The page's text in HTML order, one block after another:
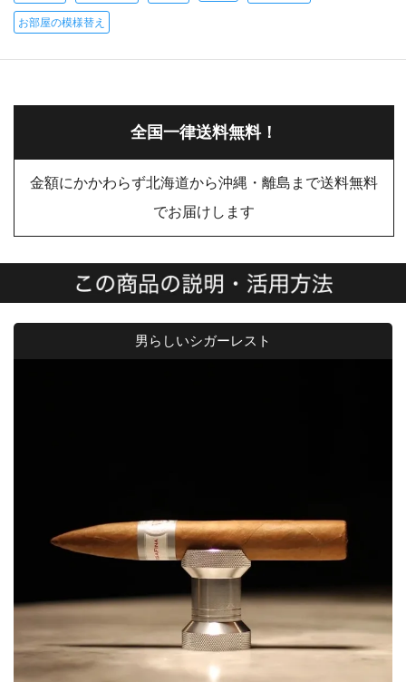
お部屋の模様替え
全国一律送料無料！
金額にかかわらず北海道から沖縄・離島まで送料無料
でお届けします
男らしいシガーレスト